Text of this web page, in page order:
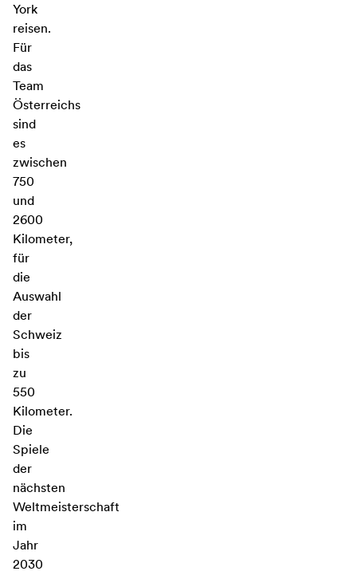
York
reisen.
Für
das
Team
Österreichs
sind
es
zwischen
750
und
2600
Kilometer,
für
die
Auswahl
der
Schweiz
bis
zu
550
Kilometer.
Die
Spiele
der
nächsten
Weltmeisterschaft
im
Jahr
2030